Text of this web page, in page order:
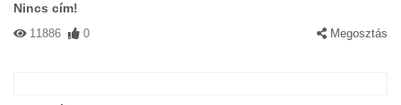
Nincs cím!
11886 0 Megosztás